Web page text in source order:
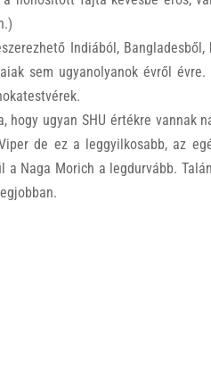
Indiából,
sem ugyanolyanok évről
hogy ugyan SHU értékre vannak
de ez a leggyilkosabb, az
a Naga Morich a legdurvább.